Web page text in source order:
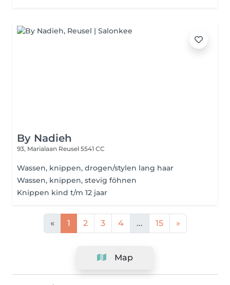
By Nadieh
93, Marialaan Reusel 5541 CC
Wassen, knippen, drogen/stylen lang haar
Wassen, knippen, stevig föhnen
Knippen kind t/m 12 jaar
« 1 2 3 4 ... 15 »
Map